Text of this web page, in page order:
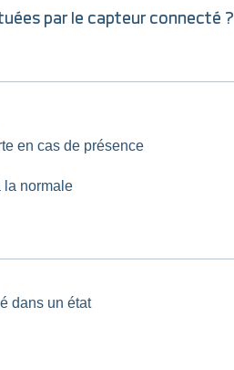
par le capteur connecté ?
en cas de présence
la normale
dans un état